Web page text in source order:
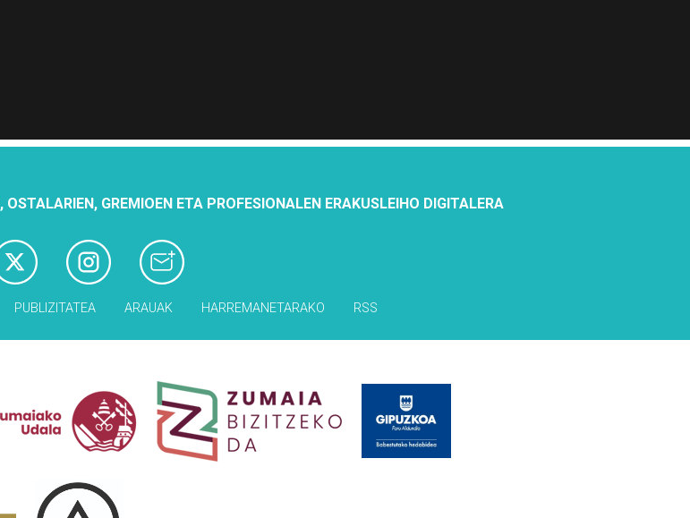
GREMIOEN ETA PROFESIONALEN ERAKUSLEIHO DIGITALERA
PUBLIZITATEA ARAUAK HARREMANETARAKO RSS